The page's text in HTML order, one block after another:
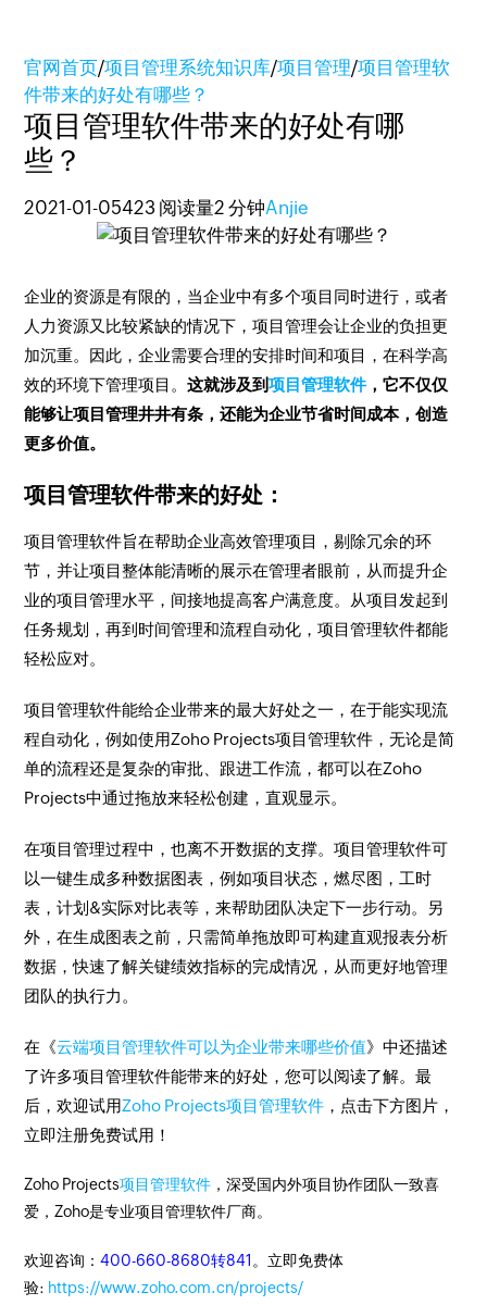
官网首页/项目管理系统知识库/项目管理/项目管理软
件带来的好处有哪些？
项目管理软件带来的好处有哪
些？
2021-01-05423 阅读量2 分钟Anjie
企业的资源是有限的，当企业中有多个项目同时进行，或者
人力资源又比较紧缺的情况下，项目管理会让企业的负担更
加沉重。因此，企业需要合理的安排时间和项目，在科学高
效的环境下管理项目。这就涉及到项目管理软件，它不仅仅
能够让项目管理井井有条，还能为企业节省时间成本，创造
更多价值。
项目管理软件带来的好处：
项目管理软件旨在帮助企业高效管理项目，剔除冗余的环
节，并让项目整体能清晰的展示在管理者眼前，从而提升企
业的项目管理水平，间接地提高客户满意度。从项目发起到
任务规划，再到时间管理和流程自动化，项目管理软件都能
轻松应对。
项目管理软件能给企业带来的最大好处之一，在于能实现流
程自动化，例如使用Zoho Projects项目管理软件，无论是简
单的流程还是复杂的审批、跟进工作流，都可以在Zoho
Projects中通过拖放来轻松创建，直观显示。
在项目管理过程中，也离不开数据的支撑。项目管理软件可
以一键生成多种数据图表，例如项目状态，燃尽图，工时
表，计划&实际对比表等，来帮助团队决定下一步行动。另
外，在生成图表之前，只需简单拖放即可构建直观报表分析
数据，快速了解关键绩效指标的完成情况，从而更好地管理
团队的执行力。
在《云端项目管理软件可以为企业带来哪些价值》中还描述
了许多项目管理软件能带来的好处，您可以阅读了解。最
后，欢迎试用Zoho Projects项目管理软件 ，点击下方图片，
立即注册免费试用！
Zoho Projects项目管理软件 ，深受国内外项目协作团队一致喜
爱，Zoho是专业项目管理软件厂商。
欢迎咨询：400-660-8680转841 。立即免费体
验: https://www.zoho.com.cn/projects/